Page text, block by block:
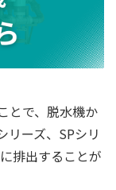
とで、脱水機か
リーズ、SPシリ
排出することが